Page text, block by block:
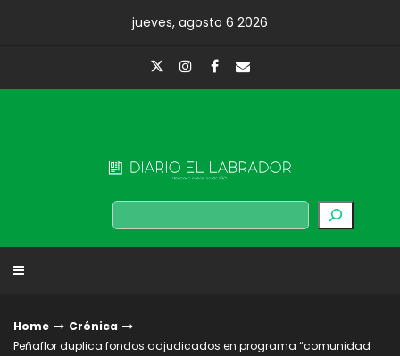
jueves, agosto 6 2026
Buscar
Home
Crónica
Peñaflor duplica fondos adjudicados en programa “comunidad